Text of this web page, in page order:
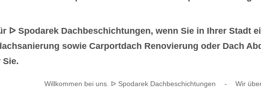
ᐅ Spodarek Dachbeschichtungen, wenn Sie in Ihrer Stadt
sowie Carportdach Renovierung oder Dach
Willkommen bei uns. ᐅ Spodarek Dachbeschichtungen - Wir